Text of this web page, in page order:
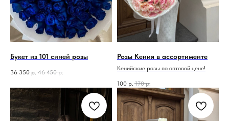
Букет из 101 синей розы
36 350 р. 46 450 р.
Розы Кения в ассортименте
Кенийские розы по оптовой цене!
100 р. 170 р.